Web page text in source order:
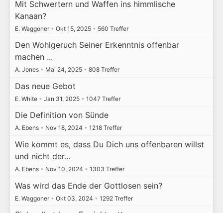
Mit Schwertern und Waffen ins himmlische
Kanaan?
E. Waggoner • Okt 15, 2025 • 560 Treffer
Den Wohlgeruch Seiner Erkenntnis offenbar
machen ...
A. Jones • Mai 24, 2025 • 808 Treffer
Das neue Gebot
E. White • Jan 31, 2025 • 1047 Treffer
Die Definition von Sünde
A. Ebens • Nov 18, 2024 • 1218 Treffer
Wie kommt es, dass Du Dich uns offenbaren willst
und nicht der…
A. Ebens • Nov 10, 2024 • 1303 Treffer
Was wird das Ende der Gottlosen sein?
E. Waggoner • Okt 03, 2024 • 1292 Treffer